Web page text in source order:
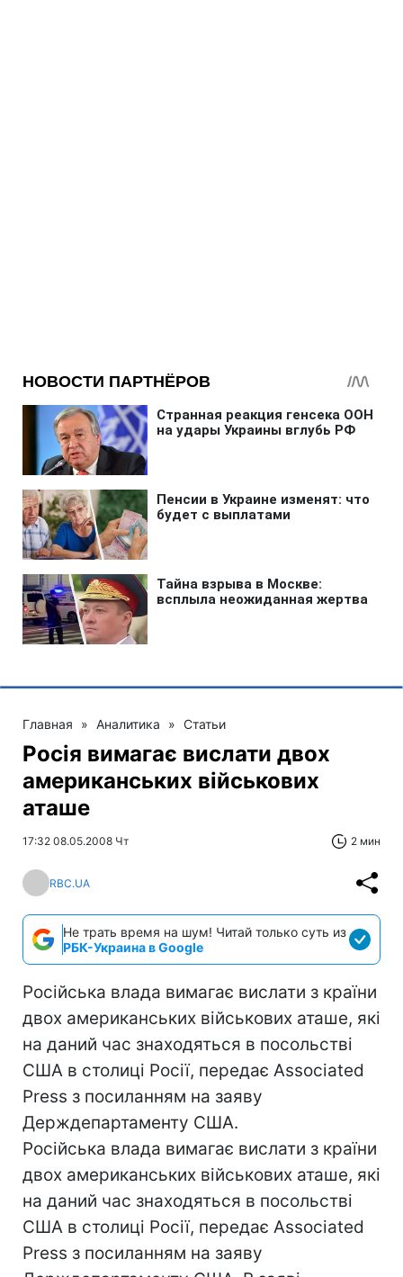
Главная » Аналитика » Статьи
Росія вимагає вислати двох
американських військових
аташе
17:32 08.05.2008 Чт 2 мин
RBC.UA
Не трать время на шум! Читай только суть из
РБК-Украина в Google
Російська влада вимагає вислати з країни
двох американських військових аташе, які
на даний час знаходяться в посольстві
США в столиці Росії, передає Associated
Press з посиланням на заяву
Держдепартаменту США.
Російська влада вимагає вислати з країни
двох американських військових аташе, які
на даний час знаходяться в посольстві
США в столиці Росії, передає Associated
Press з посиланням на заяву